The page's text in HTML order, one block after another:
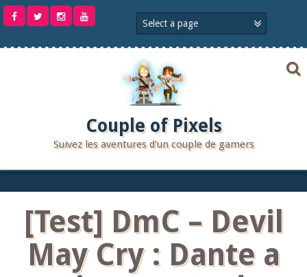
Aller
Couple of Pixels
Suivez les aventures d'un couple de gamers
[Test] DmC – Devil
May Cry : Dante a